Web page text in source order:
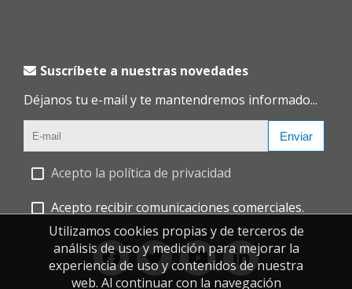
Suscríbete a nuestras novedades
Déjanos tu e-mail y te mantendremos informado...
Enviar
Acepto la política de privacidad
Acepto recibir comunicaciones comerciales.
Utilizamos cookies propias y de terceros de
análisis de uso y medición para mejorar la
experiencia de uso y contenidos de nuestra
web. Al continuar con la navegación